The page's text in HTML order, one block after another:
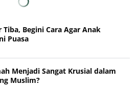
Begini Cara Agar Anak
Puasa
Menjadi Sangat Krusial dalam
Muslim?